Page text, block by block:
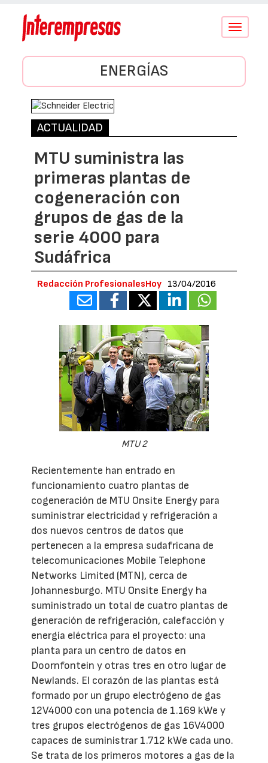
Conmutar
ENERGÍAS
ACTUALIDAD
MTU suministra las
primeras plantas de
cogeneración con
grupos de gas de la
serie 4000 para
Sudáfrica
Redacción ProfesionalesHoy 13/04/2016
MTU 2
Recientemente han entrado en
funcionamiento cuatro plantas de
cogeneración de MTU Onsite Energy para
suministrar electricidad y refrigeración a
dos nuevos centros de datos que
pertenecen a la empresa sudafricana de
telecomunicaciones Mobile Telephone
Networks Limited (MTN), cerca de
Johannesburgo. MTU Onsite Energy ha
suministrado un total de cuatro plantas de
generación de refrigeración, calefacción y
energía eléctrica para el proyecto: una
planta para un centro de datos en
Doornfontein y otras tres en otro lugar de
Newlands. El corazón de las plantas está
formado por un grupo electrógeno de gas
12V4000 con una potencia de 1.169 kWe y
tres grupos electrógenos de gas 16V4000
capaces de suministrar 1.712 kWe cada uno.
Se trata de los primeros motores a gas de la